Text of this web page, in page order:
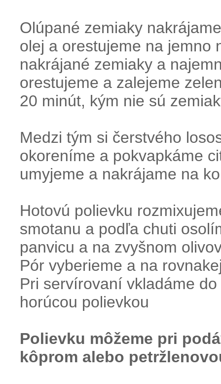
Olúpané zemiaky
olej a orestujeme na jemno
nakrájané zemiaky a
orestujeme a zalejeme
20 minút, kým nie sú
Medzi tým si čerstvého
okoreníme a pokvapkáme
umyjeme a nakrájame na
Hotovú polievku
smotanu a podľa chuti
panvicu a na zvyšnom
Pór vyberieme a na
Pri servírovaní vkladáme
horúcou polievkou
Polievku môžeme pri
kôprom alebo